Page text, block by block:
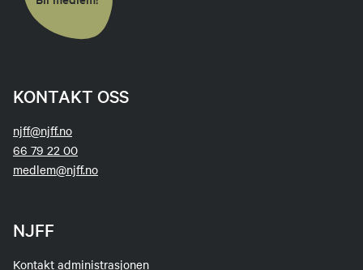
KONTAKT OSS
njff@njff.no
66 79 22 00
medlem@njff.no
NJFF
Kontakt administrasjonen